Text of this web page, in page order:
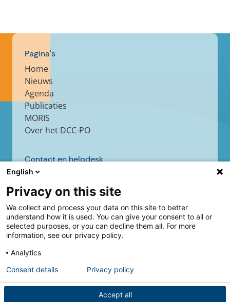
Pagina's
Home
Nieuws
Agenda
Publicaties
MORIS
Over het DCC-PO
Contact en helpdesk
Contact
Helpdesk
Volg ons
English
Privacy on this site
We collect and process your data on this site to better
understand how it is used. You can give your consent to all or
selected purposes, or you can decline them all. For more
information, see our privacy policy.
Analytics
Accept all
Consent details Privacy policy